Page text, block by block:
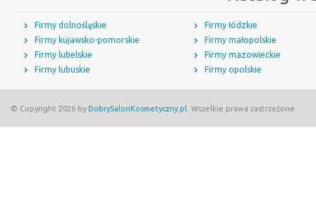
Firmy dolnośląskie
Firmy kujawsko-pomorskie
Firmy lubelskie
Firmy lubuskie
Firmy łódzkie
Firmy małopolskie
Firmy mazowieckie
Firmy opolskie
© Copyright 2026 by DobrySalonKosmetyczny.pl . Wszelkie prawa zastrzeżone.